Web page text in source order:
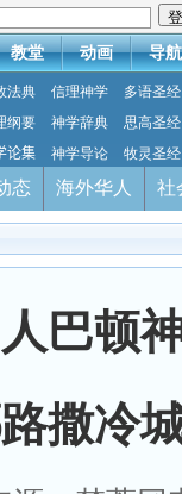
教堂 动画 导航
法典 信理神学
多语圣经
纲要 神学辞典
思高圣经
论集 神学导论 牧灵圣经
态 海外华人 社
巴顿
撒冷